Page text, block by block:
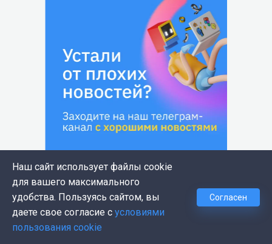
Комментарии
Наш сайт использует файлы cookie
для вашего максимального
удобства. Пользуясь сайтом, вы
даете свое согласие с условиями
пользования cookie
Согласен